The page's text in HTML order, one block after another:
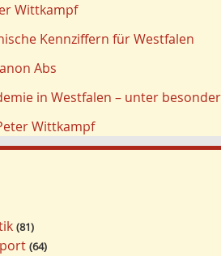
Wittkampf
Kennziffern für Westfalen
Abs
in Westfalen – unter
Wittkampf
81
64